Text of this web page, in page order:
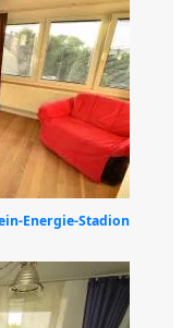
Energie-Stadion